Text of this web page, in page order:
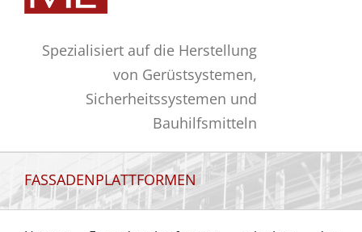
Spezialisiert auf die Herstellung
von Gerüstsystemen,
Sicherheitssystemen und
Bauhilfsmitteln
FASSADENPLATTFORMEN